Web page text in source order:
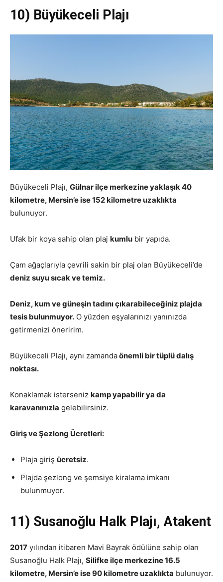
10) Büyükeceli Plajı
Büyükeceli Plajı, Gülnar ilçe merkezine yaklaşık 40
kilometre, Mersin’e ise 152 kilometre uzaklıkta
bulunuyor.
Ufak bir koya sahip olan plaj kumlu bir yapıda.
Çam ağaçlarıyla çevrili sakin bir plaj olan Büyükeceli’de
deniz suyu sıcak ve temiz.
Deniz, kum ve güneşin tadını çıkarabileceğiniz plajda
tesis bulunmuyor. O yüzden eşyalarınızı yanınızda
getirmenizi öneririm.
Büyükeceli Plajı, aynı zamandaönemli bir tüplü dalış
noktası.
Konaklamak isterseniz kamp yapabilir ya da
karavanınızla gelebilirsiniz.
Giriş ve Şezlong Ücretleri:
Plaja giriş ücretsiz.
Plajda şezlong ve şemsiye kiralama imkanı
bulunmuyor.
11) Susanoğlu Halk Plajı, Atakent
2017 yılından itibaren Mavi Bayrak ödülüne sahip olan
Susanoğlu Halk Plajı, Silifke ilçe merkezine 16.5
kilometre, Mersin’e ise 90 kilometre uzaklıkta bulunuyor.